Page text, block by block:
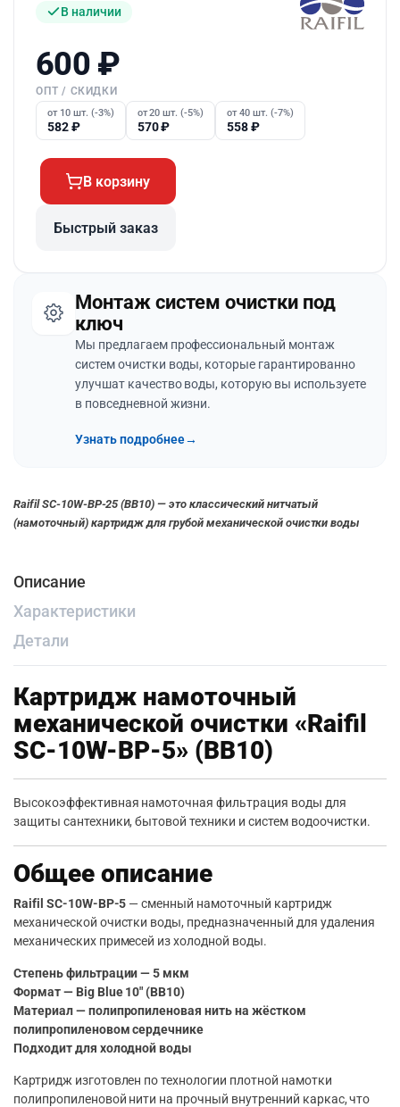
В наличии
600 ₽
ОПТ / СКИДКИ
от 10 шт. (-3%)
582₽
от 20 шт. (-5%)
570₽
от 40 шт. (-7%)
558₽
В корзину
Быстрый заказ
Монтаж систем очистки под
ключ
Мы предлагаем профессиональный монтаж
систем очистки воды, которые гарантированно
улучшат качество воды, которую вы используете
в повседневной жизни.
Узнать подробнее→
Raifil SC-10W-BP-25 (BB10) — это классический нитчатый
(намоточный) картридж для грубой механической очистки воды
Описание
Характеристики
Детали
Картридж намоточный
механической очистки «Raifil
SC-10W-BP-5» (BB10)
Высокоэффективная намоточная фильтрация воды для
защиты сантехники, бытовой техники и систем водоочистки.
Общее описание
Raifil SC-10W-BP-5 — сменный намоточный картридж
механической очистки воды, предназначенный для удаления
механических примесей из холодной воды.
Степень фильтрации — 5 мкм
Формат — Big Blue 10″ (BB10)
Материал — полипропиленовая нить на жёстком
полипропиленовом сердечнике
Подходит для холодной воды
Картридж изготовлен по технологии плотной намотки
полипропиленовой нити на прочный внутренний каркас, что